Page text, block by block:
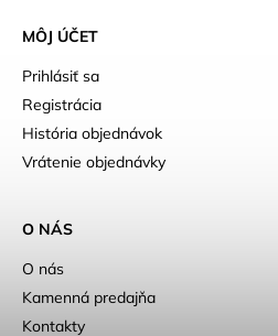
MÔJ ÚČET
Prihlásiť sa
Registrácia
História objednávok
Vrátenie objednávky
O NÁS
O nás
Kamenná predajňa
Kontakty